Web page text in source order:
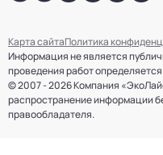
Информация не является
проведения работ
© 2007 - 2026 Компания
распространение информации
правообладателя.
Карта сайтаПолитика